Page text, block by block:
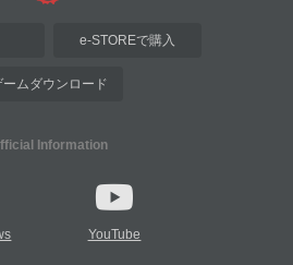
e-STOREで購入
ームダウンロード
Information
YouTube